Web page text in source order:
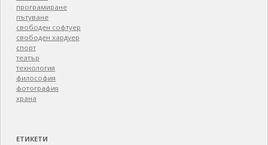
програмиране
пътуване
свободен софтуер
свободен хардуер
спорт
театър
технология
философия
фотография
храна
ЕТИКЕТИ